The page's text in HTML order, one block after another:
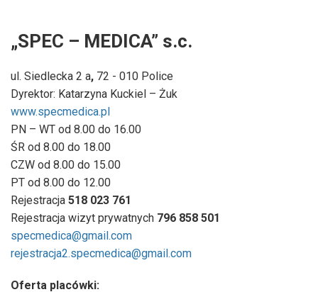
„SPEC – MEDICA” s.c.
ul. Siedlecka 2 a, 72 - 010 Police
Dyrektor: Katarzyna Kuckiel – Żuk
www.specmedica.pl
PN – WT od 8.00 do 16.00
ŚR od 8.00 do 18.00
CZW od 8.00 do 15.00
PT od 8.00 do 12.00
Rejestracja 518 023 761
Rejestracja wizyt prywatnych 796 858 501
specmedica@gmail.com
rejestracja2.specmedica@gmail.com
Oferta placówki: